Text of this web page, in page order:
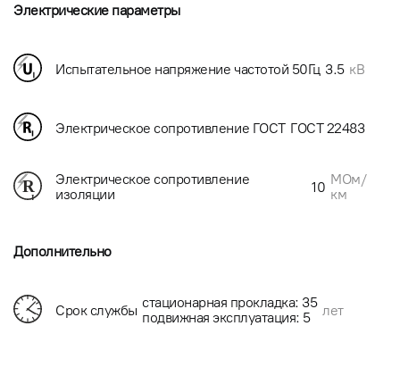
Электрические параметры
Испытательное напряжение частотой 50Гц 3.5 кВ
Электрическое сопротивление ГОСТ ГОСТ 22483
Электрическое сопротивление
изоляции
10 МОм/
км
Дополнительно
Срок службы стационарная прокладка: 35
подвижная эксплуатация: 5
лет